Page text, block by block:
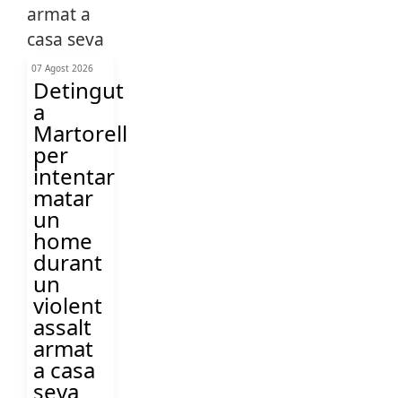
07 Agost 2026
Detingut
a
Martorell
per
intentar
matar
un
home
durant
un
violent
assalt
armat
a casa
seva